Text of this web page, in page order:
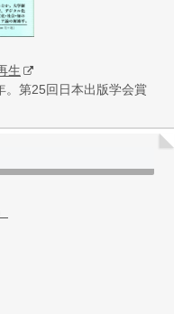
生
。第25回日本出版学会賞